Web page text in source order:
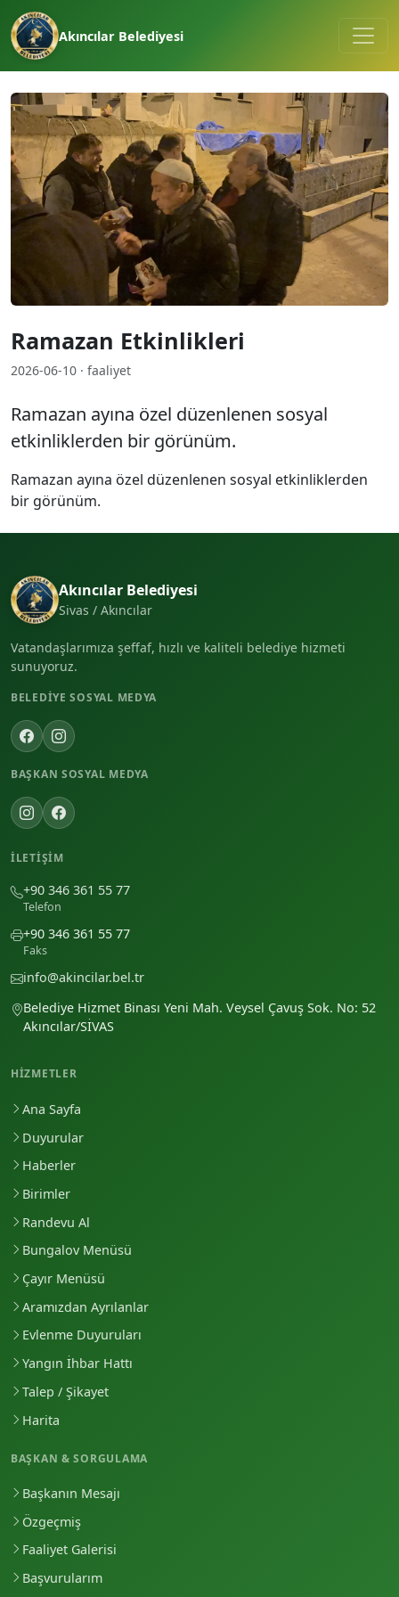
Akıncılar Belediyesi
Ramazan Etkinlikleri
2026-06-10 · faaliyet
Ramazan ayına özel düzenlenen sosyal
etkinliklerden bir görünüm.
Ramazan ayına özel düzenlenen sosyal etkinliklerden
bir görünüm.
Akıncılar Belediyesi
Sivas / Akıncılar
Vatandaşlarımıza şeffaf, hızlı ve kaliteli belediye hizmeti
sunuyoruz.
BELEDIYE SOSYAL MEDYA
BAŞKAN SOSYAL MEDYA
İLETIŞIM
+90 346 361 55 77
Telefon
+90 346 361 55 77
Faks
info@akincilar.bel.tr
Belediye Hizmet Binası Yeni Mah. Veysel Çavuş Sok. No: 52
Akıncılar/SİVAS
HIZMETLER
Ana Sayfa
Duyurular
Haberler
Birimler
Randevu Al
Bungalov Menüsü
Çayır Menüsü
Aramızdan Ayrılanlar
Evlenme Duyuruları
Yangın İhbar Hattı
Talep / Şikayet
Harita
BAŞKAN & SORGULAMA
Başkanın Mesajı
Özgeçmiş
Faaliyet Galerisi
Başvurularım